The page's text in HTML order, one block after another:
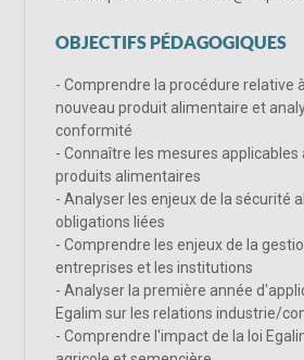
OBJECTIFS PÉDAGOGIQUES
- Comprendre la procédure relative
nouveau produit alimentaire et
conformité
- Connaître les mesures
produits alimentaires
- Analyser les enjeux de la sécurité
obligations liées
- Comprendre les enjeux de la
entreprises et les institutions
- Analyser la première année
Egalim sur les relations industrie/
- Comprendre l'impact de la loi